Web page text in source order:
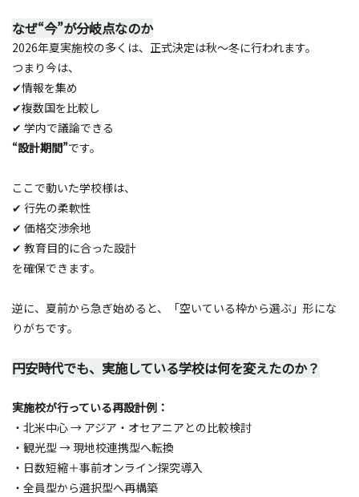
なぜ“今”が分岐点なのか
2026年夏実施校の多くは、正式決定は秋〜冬に行われます。
つまり今は、
✔情報を集め
✔複数国を比較し
✔ 学内で議論できる
“設計期間”です。
ここで動いた学校様は、
✔ 行先の柔軟性
✔ 価格交渉余地
✔ 教育目的に合った設計
を確保できます。
逆に、夏前から急ぎ始めると、「空いている枠から選ぶ」形にな
りがちです。
円安時代でも、実施している学校は何を変えたのか？
実施校が行っている再設計例：
・北米中心 → アジア・オセアニアとの比較検討
・観光型 → 現地校連携型へ転換
・日数短縮＋事前オンライン探究導入
・全員型から選択型へ再構築